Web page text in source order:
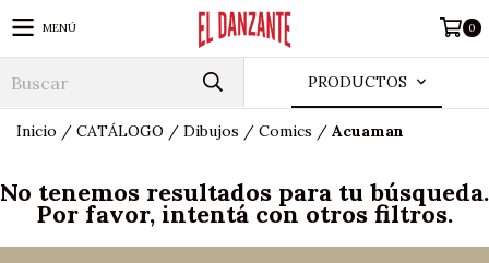
MENÚ 0
PRODUCTOS
Inicio / CATÁLOGO / Dibujos / Comics / Acuaman
No tenemos resultados para tu búsqueda.
Por favor, intentá con otros filtros.